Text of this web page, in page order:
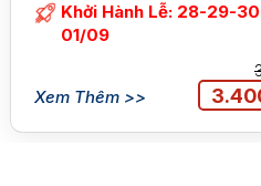
Khởi Hành Lễ: 28-29-
01/09
Xem Thêm >>